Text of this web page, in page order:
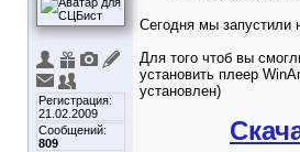
Регистрация:
21.02.2009
Сообщений:
809
Сегодня мы запустили
Для того чтоб вы
установить плеер
установлен)